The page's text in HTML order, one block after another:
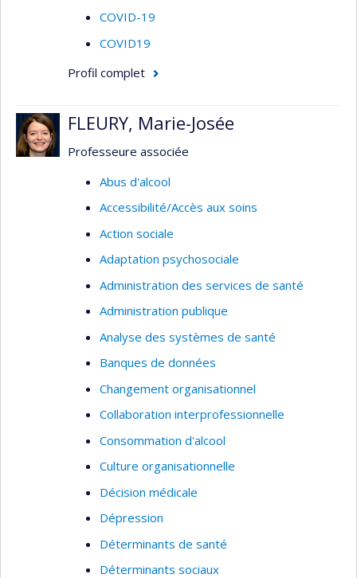
COVID-19
COVID19
Profil complet
FLEURY, Marie-Josée
Professeure associée
Abus d'alcool
Accessibilité/Accès aux soins
Action sociale
Adaptation psychosociale
Administration des services de santé
Administration publique
Analyse des systèmes de santé
Banques de données
Changement organisationnel
Collaboration interprofessionnelle
Consommation d'alcool
Culture organisationnelle
Décision médicale
Dépression
Déterminants de santé
Déterminants sociaux